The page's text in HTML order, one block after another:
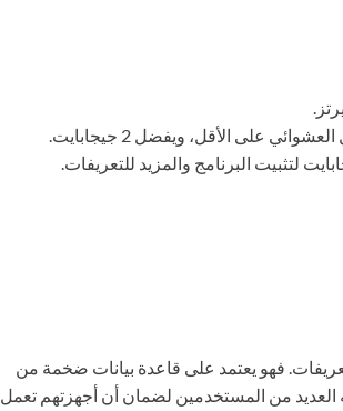
فهو يعتمد على قاعدة بيانات ضخمة من
العديد من المستخدمين لضمان أن أجهزتهم تعمل